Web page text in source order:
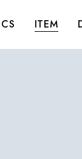
ITEM